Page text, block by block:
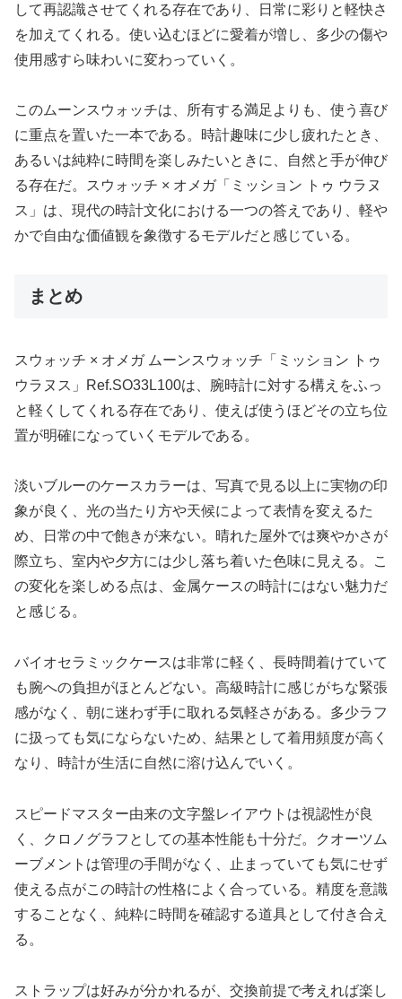
して再認識させてくれる存在であり、日常に彩りと軽快さ
を加えてくれる。使い込むほどに愛着が増し、多少の傷や
使用感すら味わいに変わっていく。
このムーンスウォッチは、所有する満足よりも、使う喜び
に重点を置いた一本である。時計趣味に少し疲れたとき、
あるいは純粋に時間を楽しみたいときに、自然と手が伸び
る存在だ。スウォッチ × オメガ「ミッション トゥ ウラヌ
ス」は、現代の時計文化における一つの答えであり、軽や
かで自由な価値観を象徴するモデルだと感じている。
まとめ
スウォッチ × オメガ ムーンスウォッチ「ミッション トゥ
ウラヌス」Ref.SO33L100は、腕時計に対する構えをふっ
と軽くしてくれる存在であり、使えば使うほどその立ち位
置が明確になっていくモデルである。
淡いブルーのケースカラーは、写真で見る以上に実物の印
象が良く、光の当たり方や天候によって表情を変えるた
め、日常の中で飽きが来ない。晴れた屋外では爽やかさが
際立ち、室内や夕方には少し落ち着いた色味に見える。こ
の変化を楽しめる点は、金属ケースの時計にはない魅力だ
と感じる。
バイオセラミックケースは非常に軽く、長時間着けていて
も腕への負担がほとんどない。高級時計に感じがちな緊張
感がなく、朝に迷わず手に取れる気軽さがある。多少ラフ
に扱っても気にならないため、結果として着用頻度が高く
なり、時計が生活に自然に溶け込んでいく。
スピードマスター由来の文字盤レイアウトは視認性が良
く、クロノグラフとしての基本性能も十分だ。クオーツム
ーブメントは管理の手間がなく、止まっていても気にせず
使える点がこの時計の性格によく合っている。精度を意識
することなく、純粋に時間を確認する道具として付き合え
る。
ストラップは好みが分かれるが、交換前提で考えれば楽し